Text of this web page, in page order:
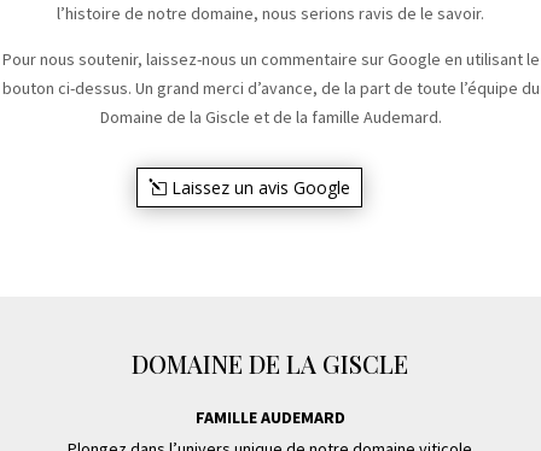
l’histoire de notre domaine, nous serions ravis de le savoir.
Pour nous soutenir, laissez-nous un commentaire sur Google en utilisant le
bouton ci-dessus. Un grand merci d’avance, de la part de toute l’équipe du
Domaine de la Giscle et de la famille Audemard.
Laissez un avis Google
DOMAINE DE LA GISCLE
FAMILLE AUDEMARD